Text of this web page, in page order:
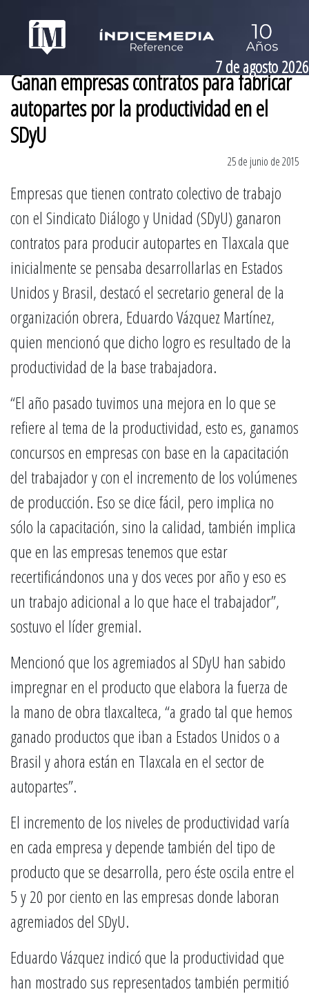
7 de agosto 2026
Ganan empresas contratos para fabricar
autopartes por la productividad en el
SDyU
25 de junio de 2015
Empresas que tienen contrato colectivo de trabajo
con el Sindicato Diálogo y Unidad (SDyU) ganaron
contratos para producir autopartes en Tlaxcala que
inicialmente se pensaba desarrollarlas en Estados
Unidos y Brasil, destacó el secretario general de la
organización obrera, Eduardo Vázquez Martínez,
quien mencionó que dicho logro es resultado de la
productividad de la base trabajadora.
“El año pasado tuvimos una mejora en lo que se
refiere al tema de la productividad, esto es, ganamos
concursos en empresas con base en la capacitación
del trabajador y con el incremento de los volúmenes
de producción. Eso se dice fácil, pero implica no
sólo la capacitación, sino la calidad, también implica
que en las empresas tenemos que estar
recertificándonos una y dos veces por año y eso es
un trabajo adicional a lo que hace el trabajador”,
sostuvo el líder gremial.
Mencionó que los agremiados al SDyU han sabido
impregnar en el producto que elabora la fuerza de
la mano de obra tlaxcalteca, “a grado tal que hemos
ganado productos que iban a Estados Unidos o a
Brasil y ahora están en Tlaxcala en el sector de
autopartes”.
El incremento de los niveles de productividad varía
en cada empresa y depende también del tipo de
producto que se desarrolla, pero éste oscila entre el
5 y 20 por ciento en las empresas donde laboran
agremiados del SDyU.
Eduardo Vázquez indicó que la productividad que
han mostrado sus representados también permitió